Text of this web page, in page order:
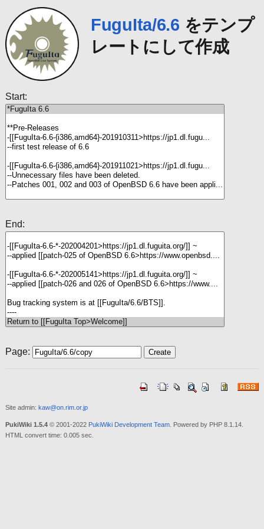
FuguIta/6.6 をテンプ
レートにして作成
Start:
End:
Page:
Site admin: kaw@on.rim.or.jp
PukiWiki 1.5.4© 2001-2022 PukiWiki Development Team. Powered by PHP 8.1.14.
HTML convert time: 0.005 sec.